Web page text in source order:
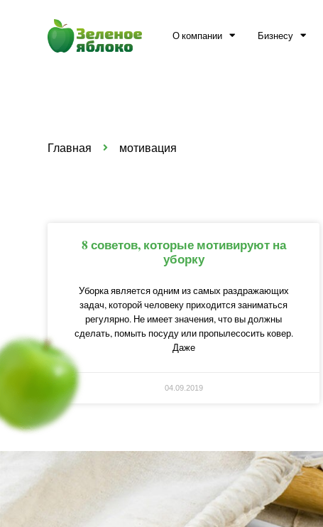
О компании Бизнесу
Главная мотивация
8 советов, которые мотивируют на
уборку
Уборка является одним из самых раздражающих
задач, которой человеку приходится заниматься
регулярно. Не имеет значения, что вы должны
сделать, помыть посуду или пропылесосить ковер.
Даже
04.09.2019